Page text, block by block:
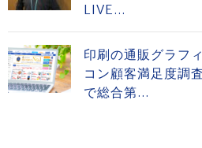
LIVE...
印刷の通販グラフ
コン顧客満足度調
で総合第...